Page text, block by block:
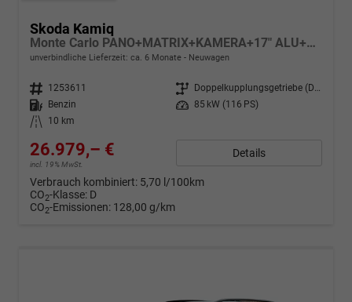
Skoda Kamiq
Monte Carlo PANO+MATRIX+KAMERA+17" ALU+SHZ
unverbindliche Lieferzeit: ca. 6 Monate Neuwagen
Fahrzeugnr. 1253611 Getriebe
Doppelkupplungsgetriebe (DSG)
Kraftstoff
Benzin Leistung
85 kW (116 PS)
Kilometerstand
10 km
26.979,– €
incl. 19% MwSt.
Details
Verbrauch kombiniert: 5,70 l/100km
CO2-Klasse: D
CO2-Emissionen: 128,00 g/km